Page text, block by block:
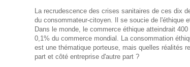
La recrudescence des crises sanitaires de ces dix
du consommateur-citoyen. Il se soucie de l'éthique
Dans le monde, le commerce éthique atteindrait
0,1% du commerce mondial. La consommation
est une thématique porteuse, mais quelles réalités
part et côté entreprise d'autre part ?